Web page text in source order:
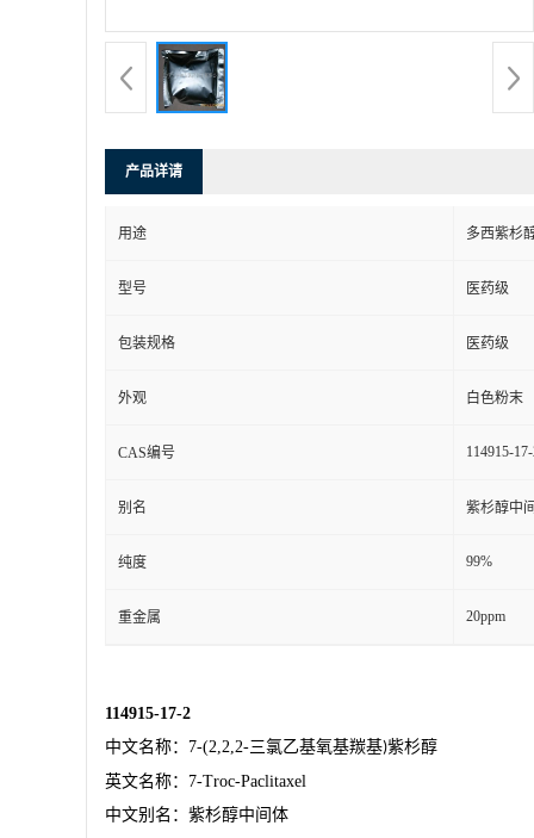
产品详请
用途 多西紫杉
型号 医药级
包装规格 医药级
外观 白色粉末
CAS编号 114915-
别名 紫杉醇中
纯度 99%
重金属 20ppm
114915-17-2
中文名称： 7-(2,2,2-三氯乙基氧基羰基)紫杉醇
英文名称： 7-Troc-Paclitaxel
中文别名：紫杉醇中间体